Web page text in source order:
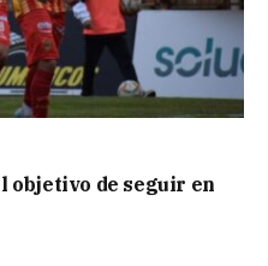
objetivo de seguir en